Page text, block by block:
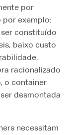
por
por exemplo:
constituído
baixo custo
racionalizado
o container
desmontada
necessitam